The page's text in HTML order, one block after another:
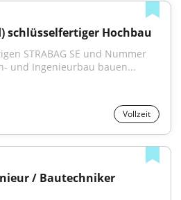
schlüsselfertiger Hochbau
STRABAG SE und Nummer
und Ingenieurbau bauen...
Vollzeit
/ Bautechniker